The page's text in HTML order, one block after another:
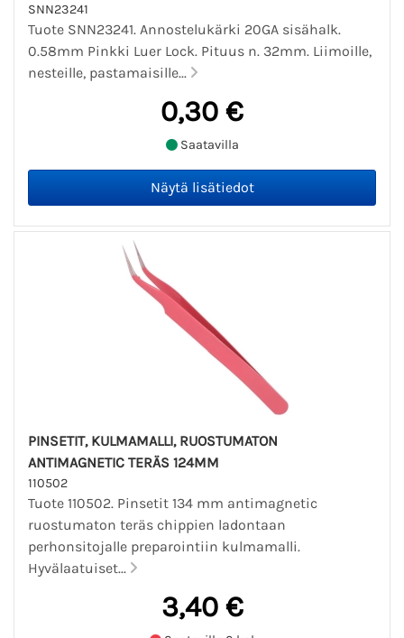
SNN23241
Tuote SNN23241. Annostelukärki 20GA sisähalk.
0.58mm Pinkki Luer Lock. Pituus n. 32mm. Liimoille,
nesteille, pastamaisille...
0,30 €
Saatavilla
PINSETIT, KULMAMALLI, RUOSTUMATON
ANTIMAGNETIC TERÄS 124MM
110502
Tuote 110502. Pinsetit 134 mm antimagnetic
ruostumaton teräs chippien ladontaan
perhonsitojalle preparointiin kulmamalli.
Hyvälaatuiset...
3,40 €